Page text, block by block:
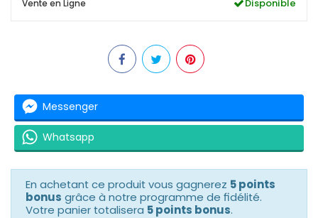
Vente en Ligne Disponible
Messenger
Whatsapp
En achetant ce produit vous gagnerez 5 points
bonus grâce à notre programme de fidélité.
Votre panier totalisera 5 points bonus.